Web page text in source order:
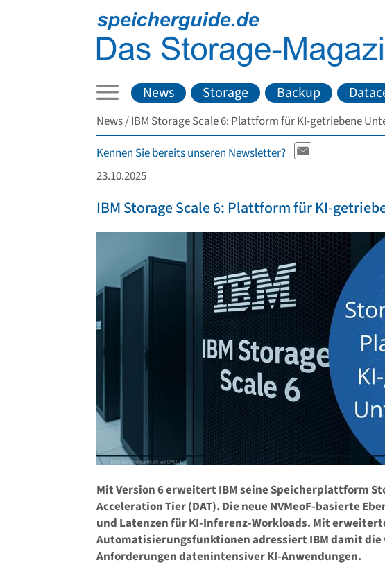
News Storage Backup
News IBM Storage Scale 6: Plattform für KI-getriebene
Kennen Sie bereits unseren Newsletter?
23.10.2025
IBM Storage Scale 6: Plattform für KI-
Mit Version 6 erweitert IBM seine Speicherplattform
Acceleration Tier (DAT). Die neue NVMeoF-basierte
und Latenzen für KI-Inferenz-Workloads. Mit
Automatisierungsfunktionen adressiert IBM damit die
Anforderungen datenintensiver KI-Anwendungen.